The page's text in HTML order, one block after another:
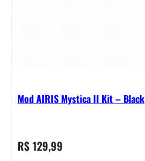
Mod AIRIS Mystica II Kit – Black
R$129,99